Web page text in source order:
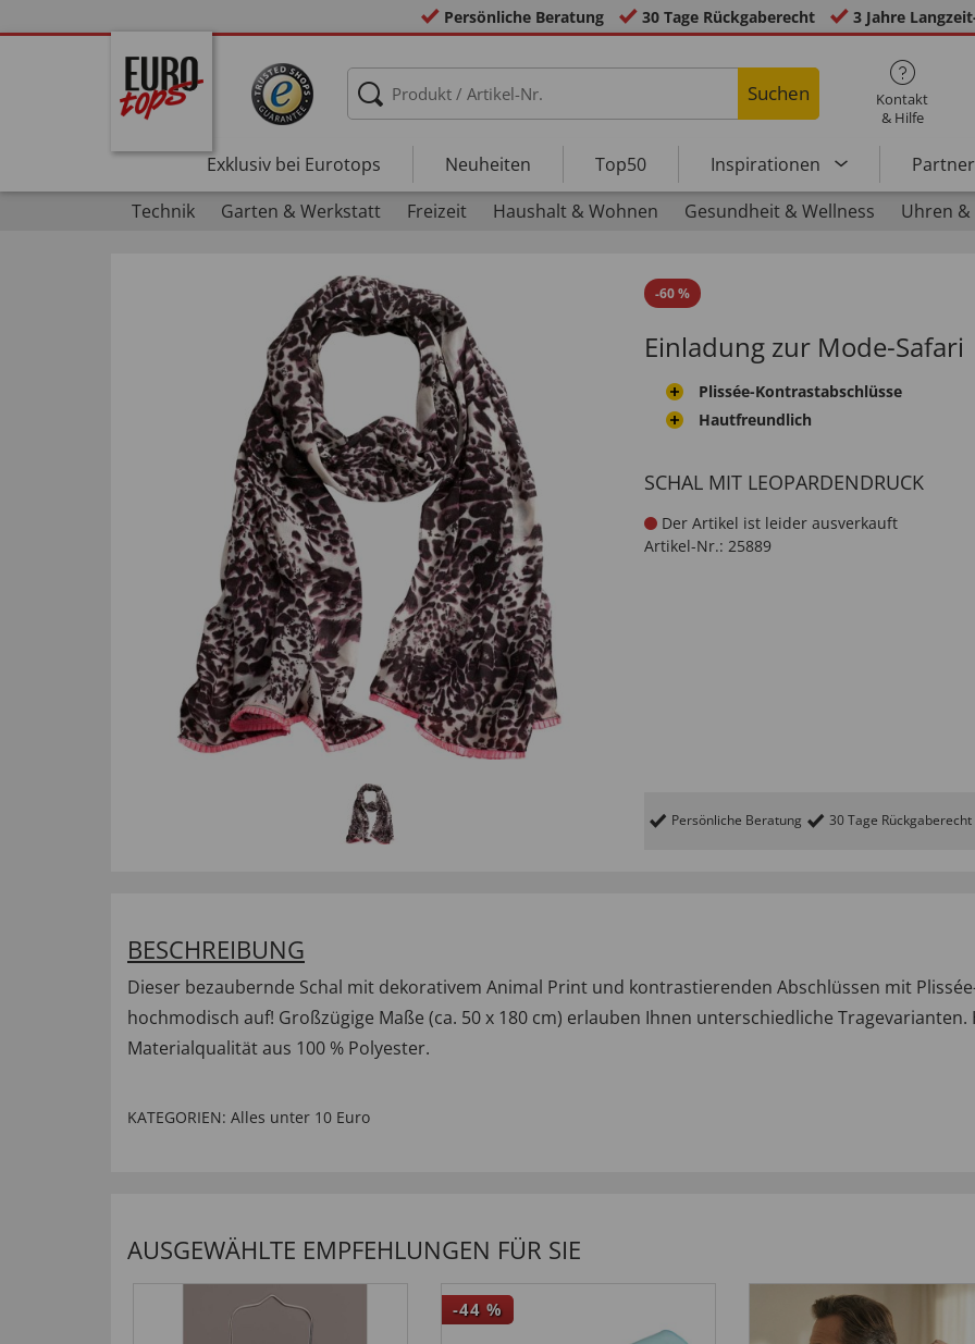
Persönliche Beratung 30 Tage Rückgaberecht 3 Jahre
Suchen
Kontakt
& Hilfe
Exklusiv bei Eurotops Neuheiten Top50 Inspirationen
Technik
Garten & Werkstatt Freizeit Haushalt & Wohnen Gesundheit & Wellness Uhren &
-60%
Einladung zur Mode-Safari
Plissée-Kontrastabschlüsse
Hautfreundlich
SCHAL MIT LEOPARDENDRUCK
Der Artikel ist leider ausverkauft
Artikel-Nr.: 25889
Persönliche Beratung 30 Tage Rückgaberecht
BESCHREIBUNG
Dieser bezaubernde Schal mit dekorativem Animal Print und kontrastierenden Abschlüssen mit
hochmodisch auf! Großzügige Maße (ca. 50 x 180 cm) erlauben Ihnen unterschiedliche
Materialqualität aus 100 % Polyester.
KATEGORIEN: Alles unter 10 Euro
AUSGEWÄHLTE EMPFEHLUNGEN FÜR SIE
-44 %